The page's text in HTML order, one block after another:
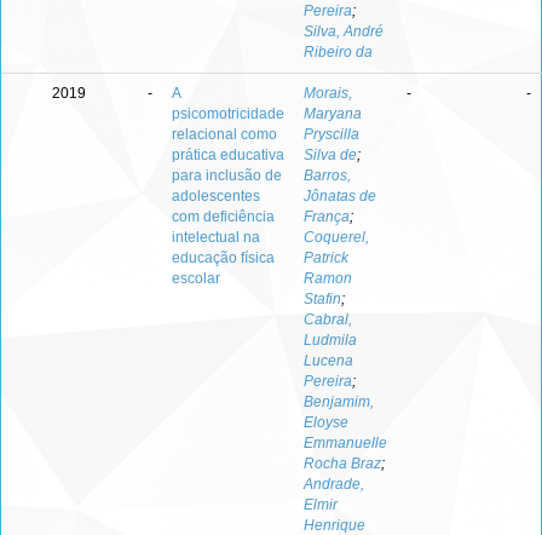
Pereira;
Silva, André
Ribeiro da
2019 -
A
psicomotricidade
relacional como
prática educativa
para inclusão de
adolescentes
com deficiência
intelectual na
educação física
escolar
Morais,
Maryana
Pryscilla
Silva de;
Barros,
Jônatas de
França;
Coquerel,
Patrick
Ramon
Stafin;
Cabral,
Ludmila
Lucena
Pereira;
Benjamim,
Eloyse
Emmanuelle
Rocha Braz;
Andrade,
Elmir
Henrique
- -